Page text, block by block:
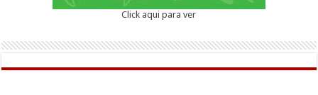
Click aqui para ver